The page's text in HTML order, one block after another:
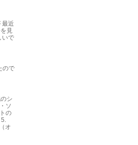
最近
見
いで
ので
シ
ソ
の
5.
オ